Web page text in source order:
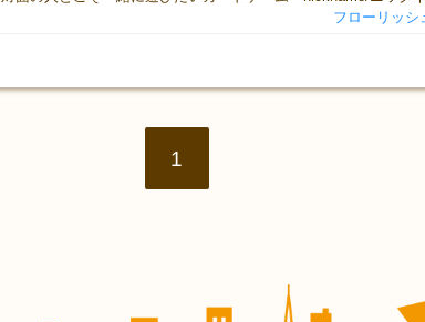
フローリッシ
1